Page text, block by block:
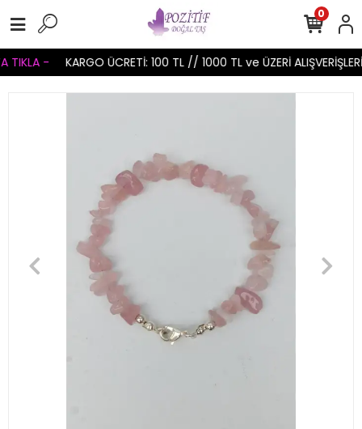
TIKLA - KARGO ÜCRETİ: 100 TL // 1000 TL ve ÜZERİ
0